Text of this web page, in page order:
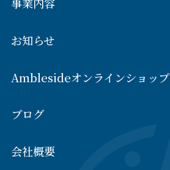
事業内容
お知らせ
Amblesideオンラインショップ
ブログ
会社概要